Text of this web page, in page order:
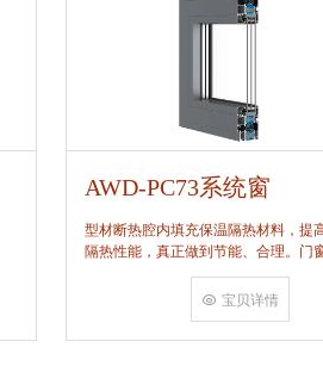
AWD-PC73系统窗
型材断热腔内填充保温隔热材料，提
隔热性能，真正做到节能、合理。门
角，采用多点挤压角码结构与加重型
结合完成，在通过角部加注德国双组
宝贝详情